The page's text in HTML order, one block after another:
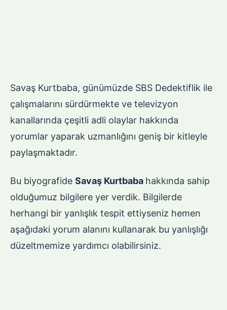
Savaş Kurtbaba, günümüzde SBS Dedektiflik ile
çalışmalarını sürdürmekte ve televizyon
kanallarında çeşitli adli olaylar hakkında
yorumlar yaparak uzmanlığını geniş bir kitleyle
paylaşmaktadır.
Bu biyografide Savaş Kurtbaba hakkında sahip
olduğumuz bilgilere yer verdik. Bilgilerde
herhangi bir yanlışlık tespit ettiyseniz hemen
aşağıdaki yorum alanını kullanarak bu yanlışlığı
düzeltmemize yardımcı olabilirsiniz.